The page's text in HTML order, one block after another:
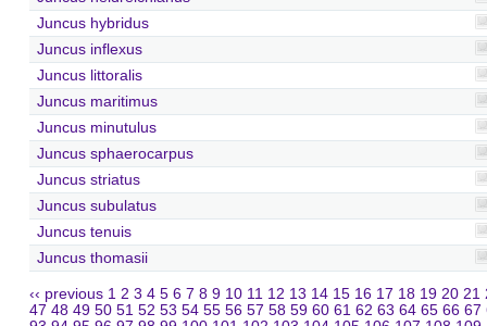
Juncus hybridus
Juncus inflexus
Juncus littoralis
Juncus maritimus
Juncus minutulus
Juncus sphaerocarpus
Juncus striatus
Juncus subulatus
Juncus tenuis
Juncus thomasii
‹‹ previous 1 2 3 4 5 6 7 8 9 10 11 12 13 14 15 16 17 18 19 20 21
47 48 49 50 51 52 53 54 55 56 57 58 59 60 61 62 63 64 65 66 67